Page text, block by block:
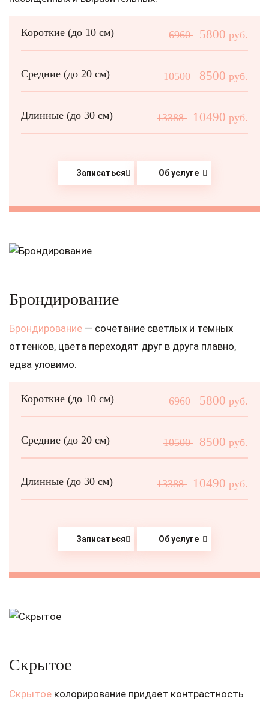
Короткие (до 10 см) 6960 5800 руб.
Средние (до 20 см) 10500 8500 руб.
Длинные (до 30 см) 13388 10490 руб.
Записаться Об услуге
Брондирование
Брондирование — сочетание светлых и темных
оттенков, цвета переходят друг в друга плавно,
едва уловимо.
Короткие (до 10 см) 6960 5800 руб.
Средние (до 20 см) 10500 8500 руб.
Длинные (до 30 см) 13388 10490 руб.
Записаться Об услуге
Скрытое
Скрытое колорирование придает контрастность